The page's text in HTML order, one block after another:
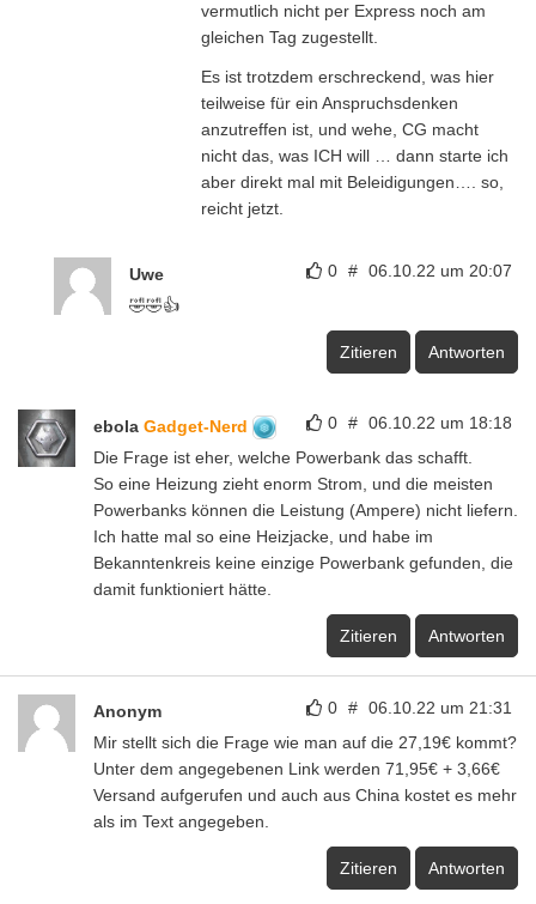
vermutlich nicht per Express noch am
gleichen Tag zugestellt.
Es ist trotzdem erschreckend, was hier
teilweise für ein Anspruchsdenken
anzutreffen ist, und wehe, CG macht
nicht das, was ICH will … dann starte ich
aber direkt mal mit Beleidigungen…. so,
reicht jetzt.
0 # 06.10.22 um 20:07
Uwe
🤣🤣👍
Zitieren Antworten
0 # 06.10.22 um 18:18
ebola Gadget-Nerd
Die Frage ist eher, welche Powerbank das schafft.
So eine Heizung zieht enorm Strom, und die meisten
Powerbanks können die Leistung (Ampere) nicht liefern.
Ich hatte mal so eine Heizjacke, und habe im
Bekanntenkreis keine einzige Powerbank gefunden, die
damit funktioniert hätte.
Zitieren Antworten
0 # 06.10.22 um 21:31
Anonym
Mir stellt sich die Frage wie man auf die 27,19€ kommt?
Unter dem angegebenen Link werden 71,95€ + 3,66€
Versand aufgerufen und auch aus China kostet es mehr
als im Text angegeben.
Zitieren Antworten